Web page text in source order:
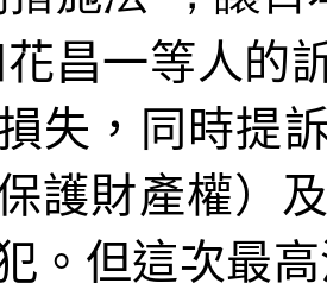
昌一等人的
失，同時提
護財產權）
。但這次最